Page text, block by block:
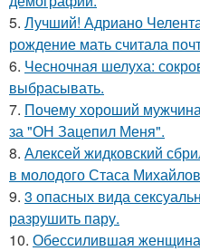
5. Лучший! Адриано
рождение мать считала
6. Чесночная шелуха:
выбрасывать.
7. Почему хороший
за "ОН Зацепил Меня".
8. Алексей жидковский
в молодого Стаса
9. 3 опасных вида
разрушить пару.
10. Обессилившая